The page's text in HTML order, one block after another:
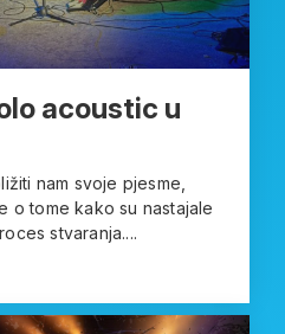
acoustic u
nam svoje pjesme,
o tome kako su nastajale
stvaranja....